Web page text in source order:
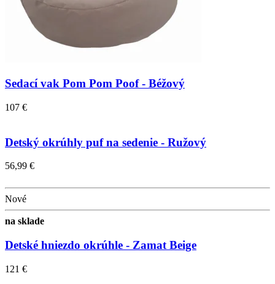
Sedací vak Pom Pom Poof - Béžový
107 €
Detský okrúhly puf na sedenie - Ružový
56,99 €
Nové
na sklade
Detské hniezdo okrúhle - Zamat Beige
121 €